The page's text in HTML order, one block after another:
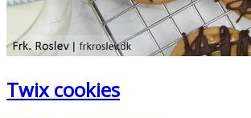
Twix cookies